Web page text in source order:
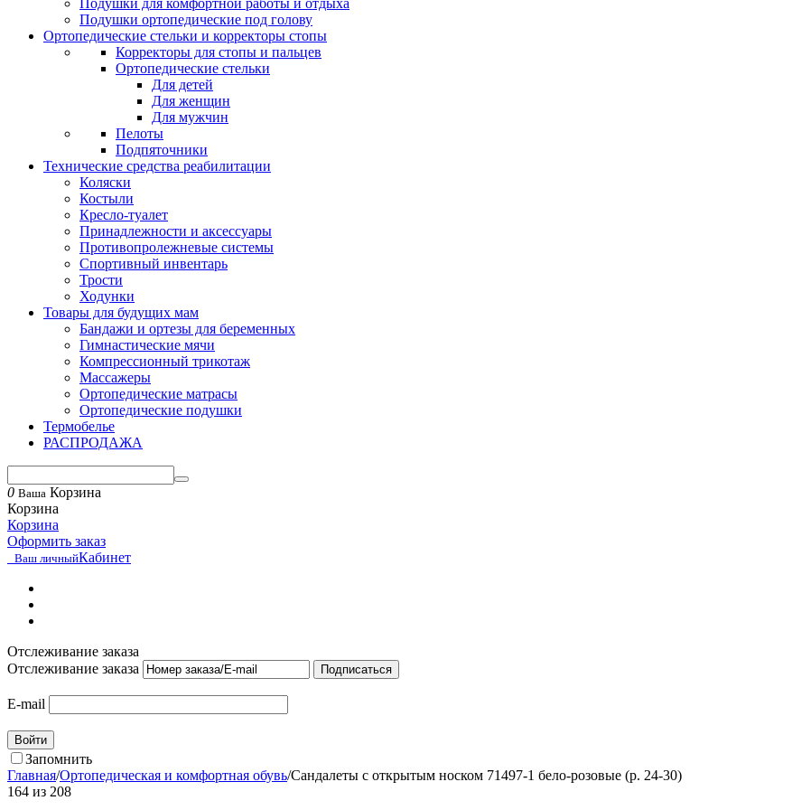
Подушки для комфортной работы и отдыха
Подушки ортопедические под голову
Ортопедические стельки и корректоры стопы
Корректоры для стопы и пальцев
Ортопедические стельки
Для детей
Для женщин
Для мужчин
Пелоты
Подпяточники
Технические средства реабилитации
Коляски
Костыли
Кресло-туалет
Принадлежности и аксессуары
Противопролежневые системы
Спортивный инвентарь
Трости
Ходунки
Товары для будущих мам
Бандажи и ортезы для беременных
Гимнастические мячи
Компрессионный трикотаж
Массажеры
Ортопедические матрасы
Ортопедические подушки
Термобелье
РАСПРОДАЖА
0 Ваша Корзина
Корзина
Корзина
Оформить заказ
Ваш личныйКабинет
Отслеживание заказа
Отслеживание заказа
Подписаться
E-mail
Войти
Запомнить
Главная/Ортопедическая и комфортная обувь/Сандалеты с открытым носком 71497-1 бело-розовые (р. 24-30)
164 из 208